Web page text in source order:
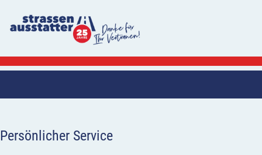
Persönlicher Service